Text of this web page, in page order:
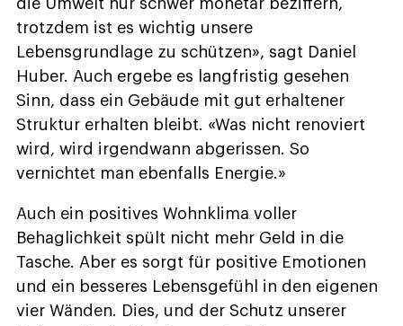
die Umwelt nur schwer monetär beziffern,
trotzdem ist es wichtig unsere
Lebensgrundlage zu schützen», sagt Daniel
Huber. Auch ergebe es langfristig gesehen
Sinn, dass ein Gebäude mit gut erhaltener
Struktur erhalten bleibt. «Was nicht renoviert
wird, wird irgendwann abgerissen. So
vernichtet man ebenfalls Energie.»
Auch ein positives Wohnklima voller
Behaglichkeit spült nicht mehr Geld in die
Tasche. Aber es sorgt für positive Emotionen
und ein besseres Lebensgefühl in den eigenen
vier Wänden. Dies, und der Schutz unserer